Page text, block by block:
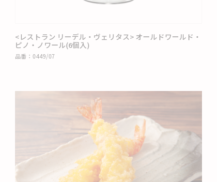
<レストラン リーデル・ヴェリタス> オールドワールド・
ピノ・ノワール(6個入)
品番： 0449/07